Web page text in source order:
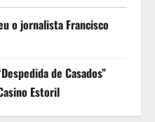
o jornalista Francisco
de Casados”
Estoril